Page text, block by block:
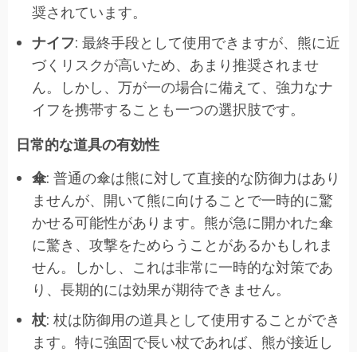
奨されています。
ナイフ: 最終手段として使用できますが、熊に近
づくリスクが高いため、あまり推奨されませ
ん。しかし、万が一の場合に備えて、強力なナ
イフを携帯することも一つの選択肢です。
日常的な道具の有効性
傘: 普通の傘は熊に対して直接的な防御力はあり
ませんが、開いて熊に向けることで一時的に驚
かせる可能性があります。熊が急に開かれた傘
に驚き、攻撃をためらうことがあるかもしれま
せん。しかし、これは非常に一時的な対策であ
り、長期的には効果が期待できません。
杖: 杖は防御用の道具として使用することができ
ます。特に強固で長い杖であれば、熊が接近し